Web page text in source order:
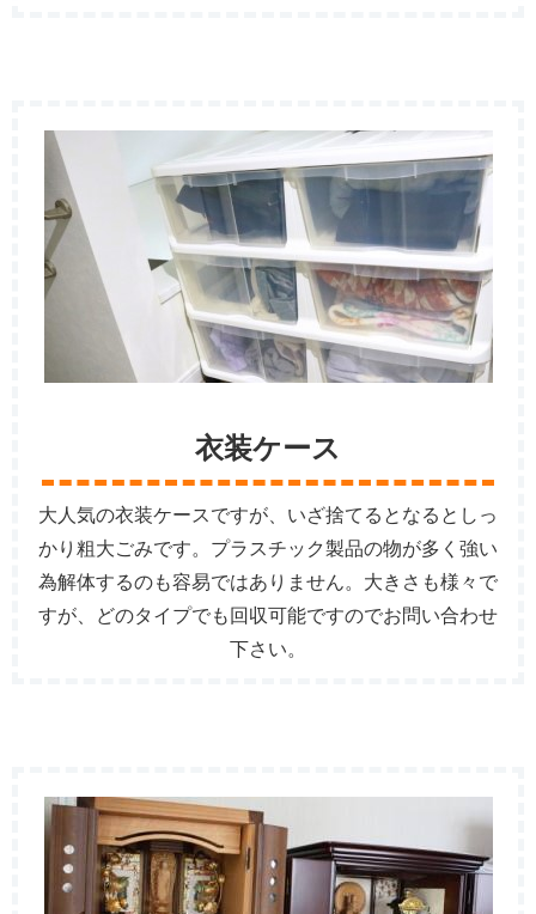
衣装ケース
大人気の衣装ケースですが、いざ捨てるとなるとしっ
かり粗大ごみです。プラスチック製品の物が多く強い
為解体するのも容易ではありません。大きさも様々で
すが、どのタイプでも回収可能ですのでお問い合わせ
下さい。